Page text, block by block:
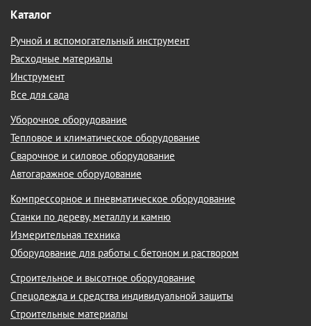
Каталог
Ручной и вспомогательный инструмент
Расходные материалы
Инструмент
Все для сада
Уборочное оборудование
Тепловое и климатическое оборудование
Сварочное и силовое оборудование
Автогаражное оборудование
Компрессорное и пневматическое оборудование
Станки по дереву, металлу и камню
Измерительная техника
Оборудование для работы с бетоном и раствором
Строительное и высотное оборудование
Спецодежда и средства индивидуальной защиты
Строительные материалы